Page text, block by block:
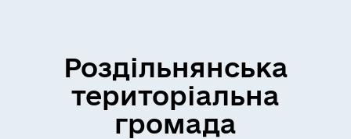
Роздільнянська
територіальна
громада